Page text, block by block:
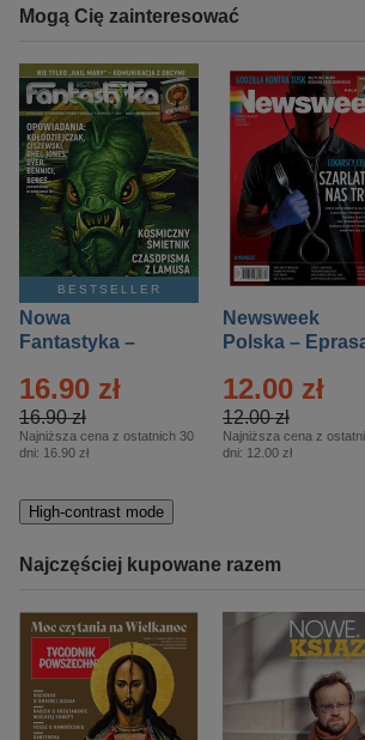
Mogą Cię zainteresować
BESTSELLER
Nowa
Fantastyka –
16.90 zł
16.90 zł
Najniższa cena z ostatnich 30
dni: 16.90 zł
Newsweek
Polska –
12.00 zł
12.00 zł
Najniższa cena z
dni: 12.00 zł
High-contrast mode
Najczęściej kupowane razem